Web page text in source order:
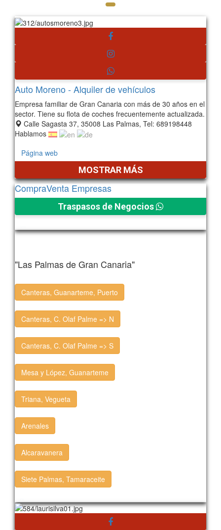
Auto Moreno - Alquiler de vehículos
Empresa familiar de Gran Canaria con más de 30 años en el
sector. Tiene su flota de coches frecuentemente actualizada.
Calle Sagasta 37, 35008 Las Palmas, Tel: 689198448
Hablamos
Página web
MOSTRAR MÁS
CompraVenta Empresas
Traspasos de Negocios
"Las Palmas de Gran Canaria"
Canteras, Guanarteme, Puerto
Canteras, C. Olaf Palme => N
Canteras, C. Olaf Palme => S
Mesa y López, Guanarteme
Triana, Vegueta
Arenales
Alcaravanera
Siete Palmas, Tamaraceite